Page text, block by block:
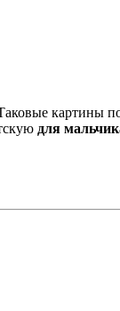
картины
для